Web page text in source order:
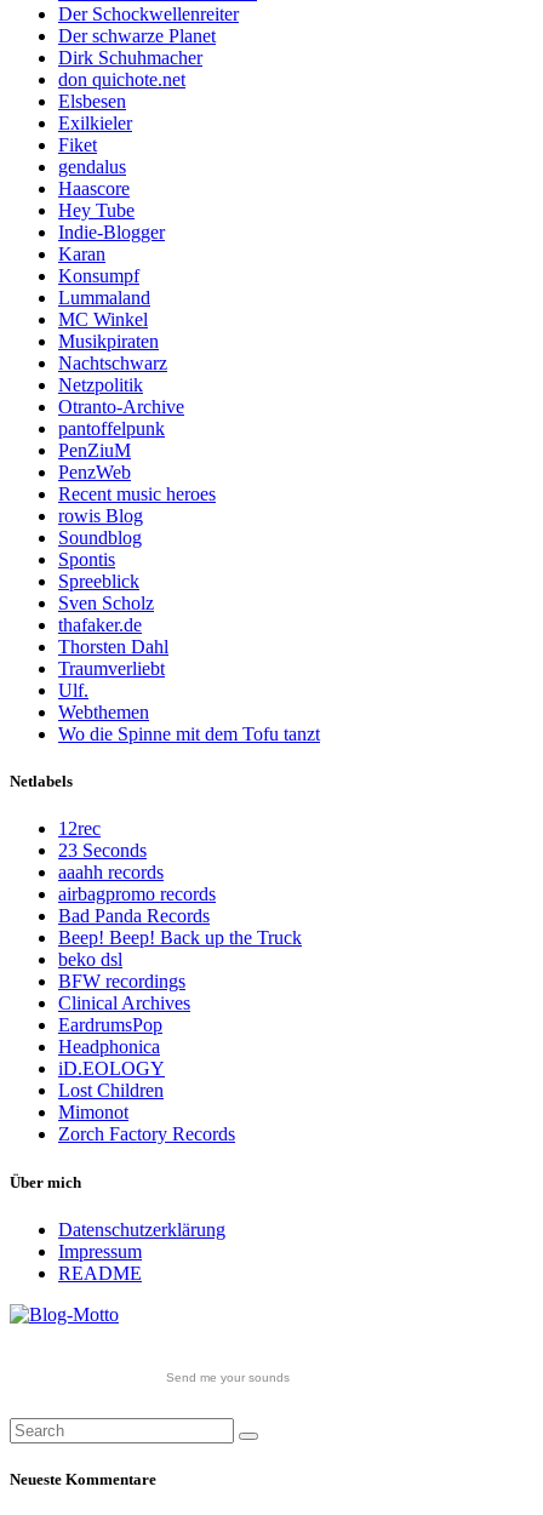
Der Schockwellenreiter
Der schwarze Planet
Dirk Schuhmacher
don quichote.net
Elsbesen
Exilkieler
Fiket
gendalus
Haascore
Hey Tube
Indie-Blogger
Karan
Konsumpf
Lummaland
MC Winkel
Musikpiraten
Nachtschwarz
Netzpolitik
Otranto-Archive
pantoffelpunk
PenZiuM
PenzWeb
Recent music heroes
rowis Blog
Soundblog
Spontis
Spreeblick
Sven Scholz
thafaker.de
Thorsten Dahl
Traumverliebt
Ulf.
Webthemen
Wo die Spinne mit dem Tofu tanzt
Netlabels
12rec
23 Seconds
aaahh records
airbagpromo records
Bad Panda Records
Beep! Beep! Back up the Truck
beko dsl
BFW recordings
Clinical Archives
EardrumsPop
Headphonica
iD.EOLOGY
Lost Children
Mimonot
Zorch Factory Records
Über mich
Datenschutzerklärung
Impressum
README
Send me your sounds
Neueste Kommentare